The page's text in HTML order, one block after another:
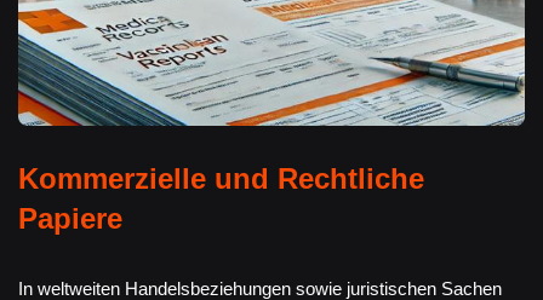
Kommerzielle und Rechtliche
Papiere
In weltweiten Handelsbeziehungen sowie juristischen Sachen